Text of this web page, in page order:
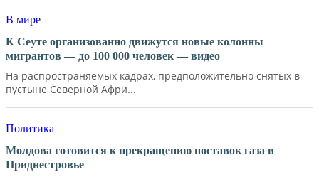
В мире
К Сеуте организованно движутся новые колонны
мигрантов — до 100 000 человек — видео
На распространяемых кадрах, предположительно снятых в
пустыне Северной Афри...
Политика
Молдова готовится к прекращению поставок газа в
Приднестровье